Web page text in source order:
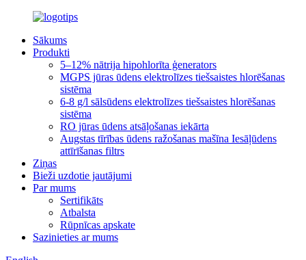
Sākums
Produkti
5–12% nātrija hipohlorīta ģenerators
MGPS jūras ūdens elektrolīzes tiešsaistes hlorēšanas
sistēma
6-8 g/l sālsūdens elektrolīzes tiešsaistes hlorēšanas
sistēma
RO jūras ūdens atsāļošanas iekārta
Augstas tīrības ūdens ražošanas mašīna Iesāļūdens
attīrīšanas filtrs
Ziņas
Bieži uzdotie jautājumi
Par mums
Sertifikāts
Atbalsta
Rūpnīcas apskate
Sazinieties ar mums